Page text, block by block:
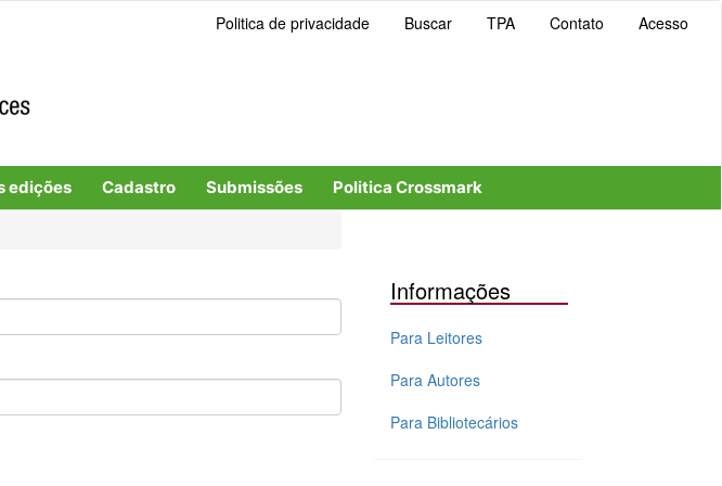
Politica de privacidade Buscar TPA Contato Acesso
edições Cadastro Submissões Politica Crossmark
Informações
Para Leitores
Para Autores
Para Bibliotecários